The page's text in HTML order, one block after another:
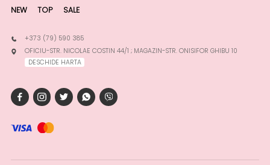
NEW TOP SALE
+373 (79) 590 385
OFICIU-STR. NICOLAE COSTIN 44/1 ; MAGAZIN-STR. ONISIFOR GHIBU 10
DESCHIDE HARTA